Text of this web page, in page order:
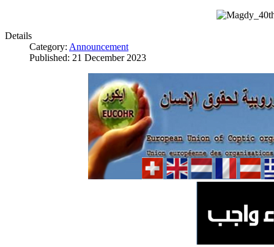
Details
Category: Announcement
Published: 21 December 2023